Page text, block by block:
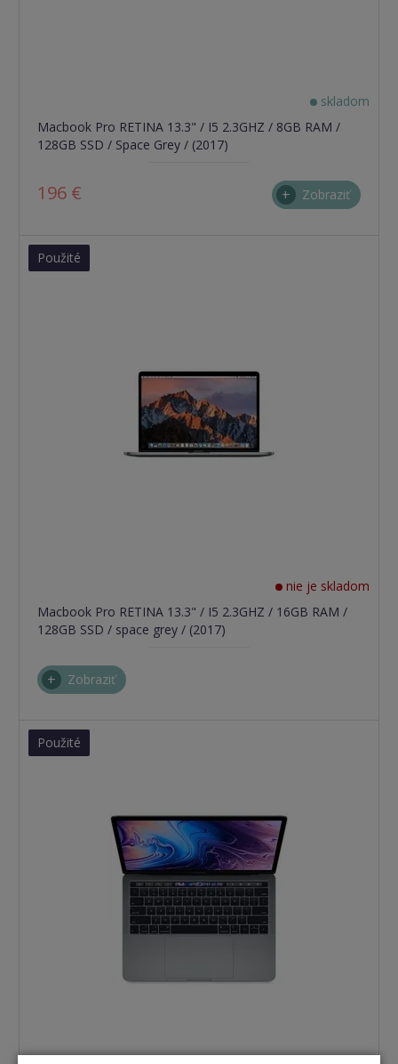
skladom
Macbook Pro RETINA 13.3" / I5 2.3GHZ / 8GB RAM /
128GB SSD / Space Grey / (2017)
196 € Zobraziť
Použité
nie je skladom
Macbook Pro RETINA 13.3" / I5 2.3GHZ / 16GB RAM /
128GB SSD / space grey / (2017)
Zobraziť
Použité